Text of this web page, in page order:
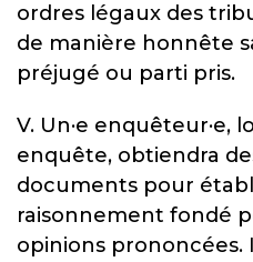
ordres légaux des
de manière honnête
préjugé ou parti pris.
V. Un·e enquêteur·e,
enquête, obtiendra
documents pour
raisonnement fondé
opinions